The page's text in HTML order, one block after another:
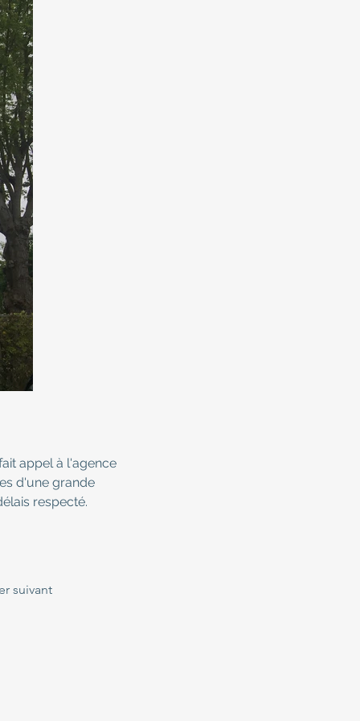
appel à l'agence
d'une grande
respecté.
suivant